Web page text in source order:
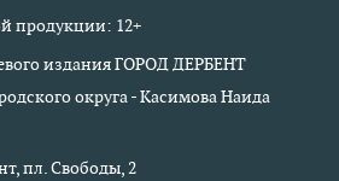
продукции: 12+
издания ГОРОД ДЕРБЕНТ
округа - Касимова Наида
пл. Свободы, 2